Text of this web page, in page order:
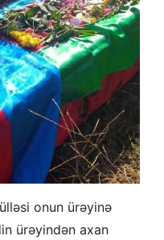
onun ürəyinə
ürəyindən axan